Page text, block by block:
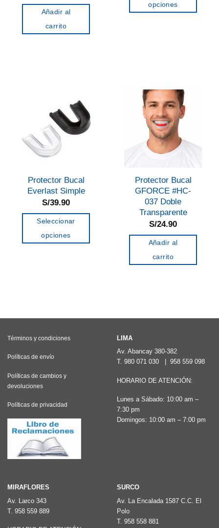
Añadir al
carrito
opciones
opciones
se
pueden
elegir
en
página
de
producto
Protector Bucal
Everlast Simple
S/39.90
Seleccionar
opciones
se
en
página
de
producto
Protector Bucal
GFORCE #HC-
037 Doble
Transparente
S/24.90
Añadir al
carrito
Términos y condiciones
Políticas de envío
Políticas de cambios y
devoluciones
Políticas de privacidad
LIMA
Av. Abancay 380-382
T. 980 071 030 958 559 098
HORARIO DE ATENCIÓN:
Lunes a Sábado: 10:00 am –
7:30 pm
Domingos: 10:00 am – 7:00 pm
MIRAFLORES
Av. Larco 343
T. 958 559 889
SURCO
Av. La Encalada 1587 C.C. El
Polo
T. 958 558 881